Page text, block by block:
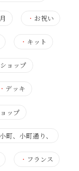
・ お祝い
・ キット
ショップ
・ デッキ
ップ
町、小町通り、
・ フランス